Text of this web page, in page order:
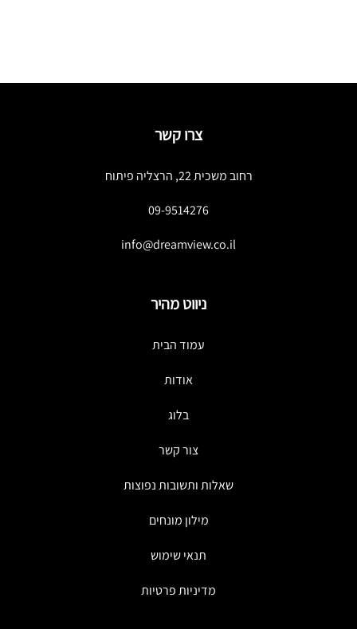
צרו קשר
רחוב משכית 22, הרצליה פיתוח
09-9514276
info@dreamview.co.il
ניווט מהיר
עמוד הבית
אודות
בלוג
צור קשר
שאלות ותשובות נפוצות
מילון מונחים
תנאי שימוש
מדיניות פרטיות